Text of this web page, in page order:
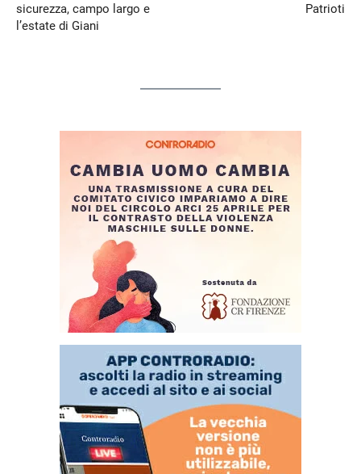
sicurezza, campo largo e
l’estate di Giani
Patrioti